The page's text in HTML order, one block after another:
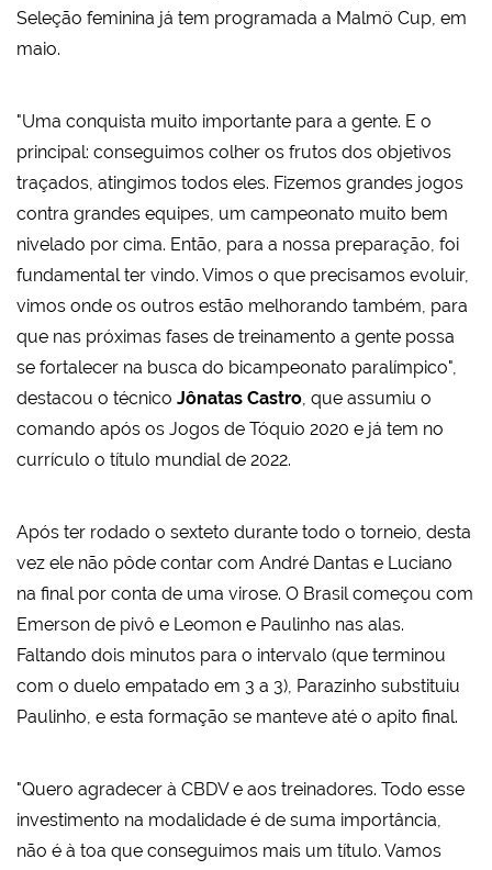
Seleção feminina já tem programada a Malmö Cup, em
maio.
"Uma conquista muito importante para a gente. E o
principal: conseguimos colher os frutos dos objetivos
traçados, atingimos todos eles. Fizemos grandes jogos
contra grandes equipes, um campeonato muito bem
nivelado por cima. Então, para a nossa preparação, foi
fundamental ter vindo. Vimos o que precisamos evoluir,
vimos onde os outros estão melhorando também, para
que nas próximas fases de treinamento a gente possa
se fortalecer na busca do bicampeonato paralímpico",
destacou o técnico Jônatas Castro, que assumiu o
comando após os Jogos de Tóquio 2020 e já tem no
currículo o título mundial de 2022.
Após ter rodado o sexteto durante todo o torneio, desta
vez ele não pôde contar com André Dantas e Luciano
na final por conta de uma virose. O Brasil começou com
Emerson de pivô e Leomon e Paulinho nas alas.
Faltando dois minutos para o intervalo (que terminou
com o duelo empatado em 3 a 3), Parazinho substituiu
Paulinho, e esta formação se manteve até o apito final.
"Quero agradecer à CBDV e aos treinadores. Todo esse
investimento na modalidade é de suma importância,
não é à toa que conseguimos mais um título. Vamos